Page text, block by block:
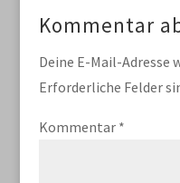
Kommentar
Deine E-Mail-
Erforderliche Felder
Kommentar *